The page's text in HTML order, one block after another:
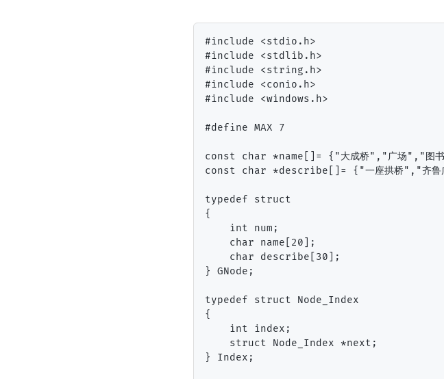
#include <stdio.h>
#include <stdlib.h>
#include <string.h>
#include <conio.h>
#include <windows.h>
#define MAX 7
const char *name[]= {"大成桥","广场","图
const char *describe[]= {"一座拱桥","齐鲁广
typedef struct
{
    int num;
    char name[20];
    char describe[30];
} GNode;
typedef struct Node_Index
{
    int index;
    struct Node_Index *next;
} Index;